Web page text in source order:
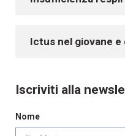
Ictus nel giovane e
Iscriviti alla
Nome